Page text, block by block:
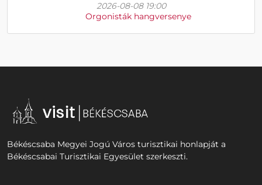
2026-08-08 19:00
Orgonisták hangversenye
Békéscsaba Megyei Jogú Város turisztikai honlapját a
Békéscsabai Turisztikai Egyesület szerkeszti.